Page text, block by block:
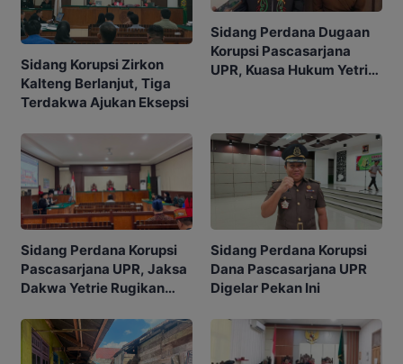
Sidang Korupsi Zirkon
Kalteng Berlanjut, Tiga
Terdakwa Ajukan Eksepsi
Sidang Perdana Dugaan
Korupsi Pascasarjana
UPR, Kuasa Hukum Yetrie
Sidang Perdana Korupsi
Pascasarjana UPR, Jaksa
Dakwa Yetrie Rugikan
Sidang Perdana Korupsi
Dana Pascasarjana UPR
Digelar Pekan Ini